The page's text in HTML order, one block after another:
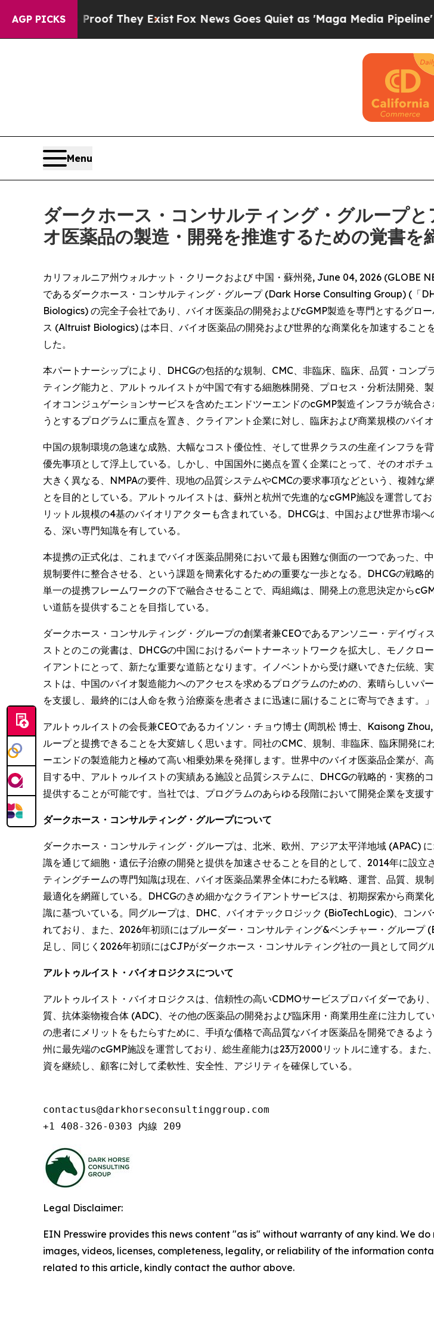
AGP PICKS
no Proof They ExistFox News Goes Quiet as 'Maga Media Pipeline'
Menu
ダークホース・コンサルティング・グループ
オ医薬品の製造・開発を推進するための覚書を
カリフォルニア州ウォルナット・クリークおよび 中国・蘇州発, June 04, 2026 (GLOBE
であるダークホース・コンサルティング・グループ (Dark Horse Consulting Group) (「
Biologics) の完全子会社であり、バイオ医薬品の開発およびcGMP製造を専門とするグロ
ス (Altruist Biologics) は本日、バイオ医薬品の開発および世界的な商業化を加速するこ
した。
本パートナーシップにより、DHCGの包括的な規制、CMC、非臨床、臨床、品質・コン
ティング能力と、アルトゥルイストが中国で有する細胞株開発、プロセス・分析法開発
イオコンジュゲーションサービスを含めたエンドツーエンドのcGMP製造インフラが統合
うとするプログラムに重点を置き、クライアント企業に対し、臨床および商業規模のバイ
中国の規制環境の急速な成熟、大幅なコスト優位性、そして世界クラスの生産インフラ
優先事項として浮上している。しかし、中国国外に拠点を置く企業にとって、そのオポ
大きく異なる、NMPAの要件、現地の品質システムやCMCの要求事項などという、複雑
とを目的としている。アルトゥルイストは、蘇州と杭州で先進的なcGMP施設を運営し
リットル規模の4基のバイオリアクターも含まれている。DHCGは、中国および世界市場
る、深い専門知識を有している。
本提携の正式化は、これまでバイオ医薬品開発において最も困難な側面の一つであった
規制要件に整合させる、という課題を簡素化するための重要な一歩となる。DHCGの戦
単一の提携フレームワークの下で融合させることで、両組織は、開発上の意思決定から
い道筋を提供することを目指している。
ダークホース・コンサルティング・グループの創業者兼CEOであるアンソニー・デイヴ
ストとのこの覚書は、DHCGの中国におけるパートナーネットワークを拡大し、モノクロ
イアントにとって、新たな重要な道筋となります。イノベントから受け継いできた伝統
ストは、中国のバイオ製造能力へのアクセスを求めるプログラムのための、素晴らしい
を支援し、最終的には人命を救う治療薬を患者さまに迅速に届けることに寄与できます。」
アルトゥルイストの会長兼CEOであるカイソン・チョウ博士 (周凯松 博士、Kaisong
ループと提携できることを大変嬉しく思います。同社のCMC、規制、非臨床、臨床開発
ーエンドの製造能力と極めて高い相乗効果を発揮します。世界中のバイオ医薬品企業が
目する中、アルトゥルイストの実績ある施設と品質システムに、DHCGの戦略的・実務
提供することが可能です。当社では、プログラムのあらゆる段階において開発企業を支援
ダークホース・コンサルティング・グループについて
ダークホース・コンサルティング・グループは、北米、欧州、アジア太平洋地域 (APAC)
識を通じて細胞・遺伝子治療の開発と提供を加速させることを目的として、2014年に設
ティングチームの専門知識は現在、バイオ医薬品業界全体にわたる戦略、運営、品質、
最適化を網羅している。DHCGのきめ細かなクライアントサービスは、初期探索から商
識に基づいている。同グループは、DHC、バイオテックロジック (BioTechLogic)、コン
れており、また、2026年初頭にはブルーダー・コンサルティング&ベンチャー・グルー
足し、同じく2026年初頭にはCJPがダークホース・コンサルティング社の一員として同グ
アルトゥルイスト・バイオロジクスについて
アルトゥルイスト・バイオロジクスは、信頼性の高いCDMOサービスプロバイダーであ
質、抗体薬物複合体 (ADC)、その他の医薬品の開発および臨床用・商業用生産に注力し
の患者にメリットをもたらすために、手頃な価格で高品質なバイオ医薬品を開発できる
州に最先端のcGMP施設を運営しており、総生産能力は23万2000リットルに達する。ま
資を継続し、顧客に対して柔軟性、安全性、アジリティを確保している。
contactus@darkhorseconsultinggroup.com
+1 408-326-0303 内線 209
Legal Disclaimer:
EIN Presswire provides this news content "as is" without warranty of any kind. We
images, videos, licenses, completeness, legality, or reliability of the information
related to this article, kindly contact the author above.